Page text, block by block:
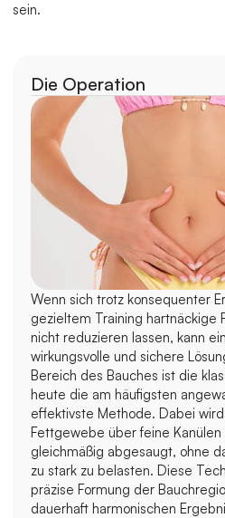
sein.
Die Operation
Wenn sich trotz konsequenter
gezieltem Training hartnäckige
nicht reduzieren lassen, kann
wirkungsvolle und sichere
Bereich des Bauches ist die
heute die am häufigsten
effektivste Methode. Dabei
Fettgewebe über feine
gleichmäßig abgesaugt, ohne
zu stark zu belasten. Diese
präzise Formung der
dauerhaft harmonischen